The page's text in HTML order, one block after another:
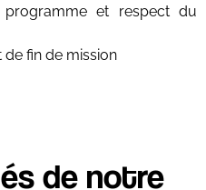
et respect du
de fin de mission
de notre